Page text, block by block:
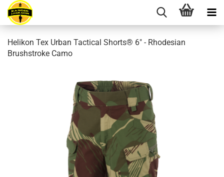
Helikon Tex Urban Tactical Shorts® 6" - Rhodesian
Brushstroke Camo